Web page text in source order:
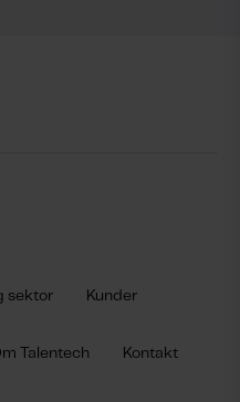
sektor Kunder
Talentech Kontakt